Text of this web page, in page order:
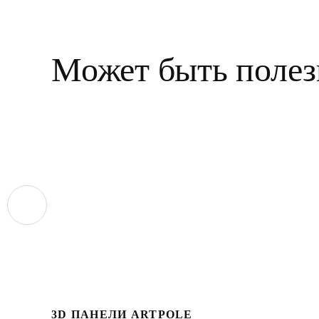
Может быть
3D ПАНЕЛИ ARTPOLE